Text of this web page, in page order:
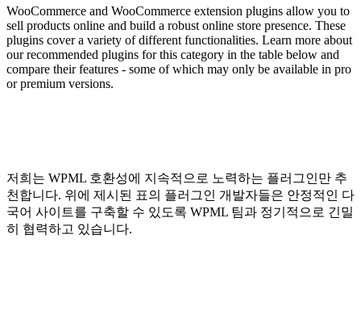
WooCommerce and WooCommerce extension plugins allow you to
sell products online and build a robust online store presence. These
plugins cover a variety of different functionalities. Learn more about
our recommended plugins for this category in the table below and
compare their features - some of which may only be available in pro
or premium versions.
저희는 WPML 호환성에 지속적으로 노력하는 플러그인만 추
천합니다. 위에 제시된 표의 플러그인 개발자들은 안정적인 다
국어 사이트를 구축할 수 있도록 WPML 팀과 정기적으로 긴밀
히 협력하고 있습니다.